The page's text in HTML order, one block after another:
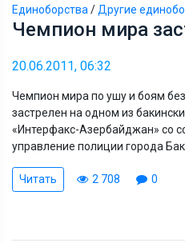
Единоборства / Другие
Чемпион мира
20.06.2011, 06:32
Чемпион мира по ушу и боям
застрелен на одном из
«Интерфакс-Азербайджан» со
управление полиции города
Читать 2 708 0